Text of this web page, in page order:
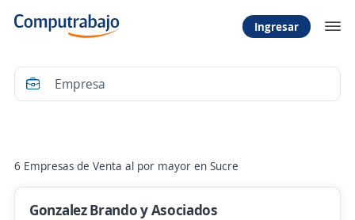
Ingresar
6 Empresas de Venta al por mayor en Sucre
Gonzalez Brando y Asociados